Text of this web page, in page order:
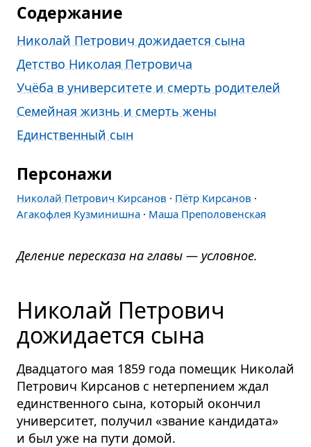
Содержание
Николай Петрович дожидается сына
Детство Николая Петровича
Учёба в университете и смерть родителей
Семейная жизнь и смерть жены
Единственный сын
Персонажи
Николай Петрович Кирсанов · Пётр Кирсанов ·
Агакофлея Кузминишна · Маша Преполовенская
Деление пересказа на главы — условное.
Николай Петрович
дожидается сына
Двадцатого мая 1859 года помещик Николай
Петрович Кирсанов с нетерпением ждал
единственного сына, который окончил
университет, получил «звание кандидата»
и был уже на пути домой.